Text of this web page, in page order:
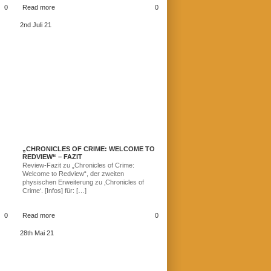
0 Read more 0
0
2nd Juli 21
„CHRONICLES OF CRIME: WELCOME TO
REDVIEW“ – FAZIT
Review-Fazit zu „Chronicles of Crime:
Welcome to Redview“, der zweiten
physischen Erweiterung zu ‚Chronicles of
Crime‘. [Infos] für: […]
Read more 0
28th Mai 21